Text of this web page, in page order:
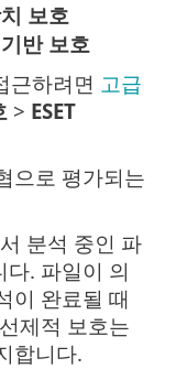
보호
반 보호
근하려면 고급
> ESET
으로 평가되는
분석 중인 파
. 파일이 의
이 완료될 때
제적 보호는
합니다.